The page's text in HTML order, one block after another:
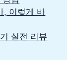
, 이렇게 바
실전 리뷰